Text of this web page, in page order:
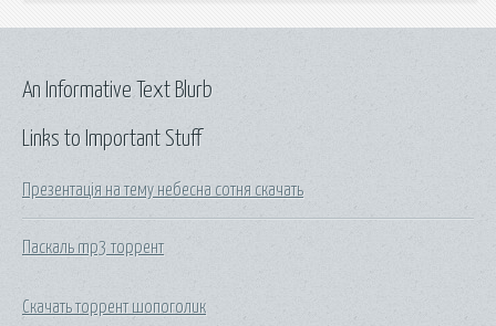
Links to Important Stuff
Презентація на тему небесна сотня скачать
Паскаль mp3 торрент
Скачать торрент шопоголик
An Informative Text Blurb